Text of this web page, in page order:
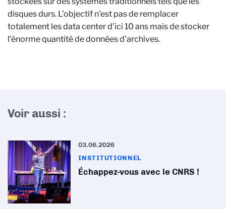
disques durs. L’objectif n’est pas de remplacer
totalement les data center d’ici 10 ans mais de stocker
l’énorme quantité de données d’archives.
Voir aussi :
03.06.2026
INSTITUTIONNEL
Échappez-vous avec le CNRS !